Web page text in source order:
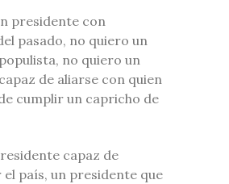
presidente con
pasado, no quiero un
no quiero un
de aliarse con quien
cumplir un capricho de
capaz de
país, un presidente que